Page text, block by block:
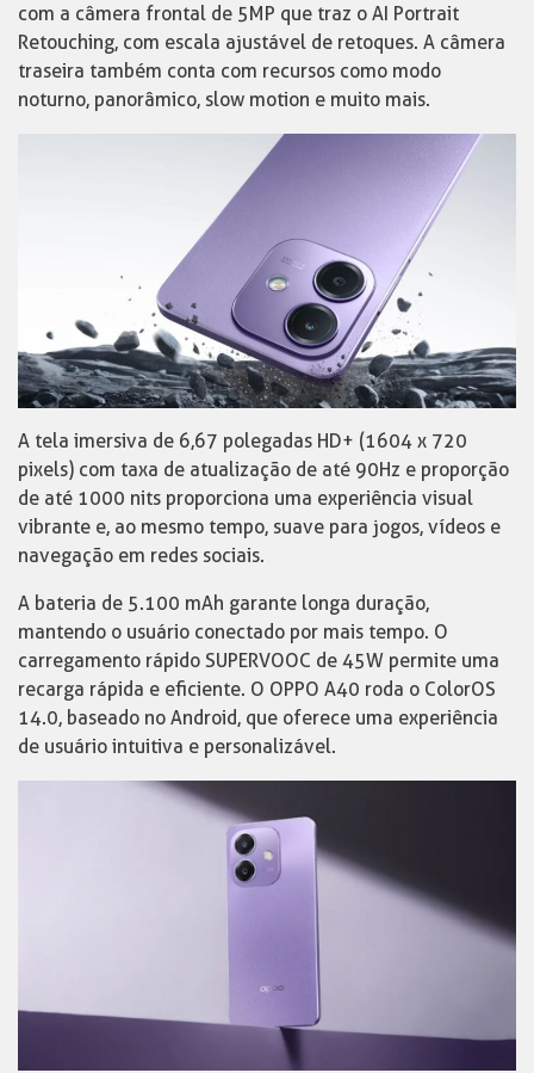
com a câmera frontal de 5MP que traz o AI Portrait
Retouching, com escala ajustável de retoques. A câmera
traseira também conta com recursos como modo
noturno, panorâmico, slow motion e muito mais.
A tela imersiva de 6,67 polegadas HD+ (1604 x 720
pixels) com taxa de atualização de até 90Hz e proporção
de até 1000 nits proporciona uma experiência visual
vibrante e, ao mesmo tempo, suave para jogos, vídeos e
navegação em redes sociais.
A bateria de 5.100 mAh garante longa duração,
mantendo o usuário conectado por mais tempo. O
carregamento rápido SUPERVOOC de 45W permite uma
recarga rápida e eficiente. O OPPO A40 roda o ColorOS
14.0, baseado no Android, que oferece uma experiência
de usuário intuitiva e personalizável.